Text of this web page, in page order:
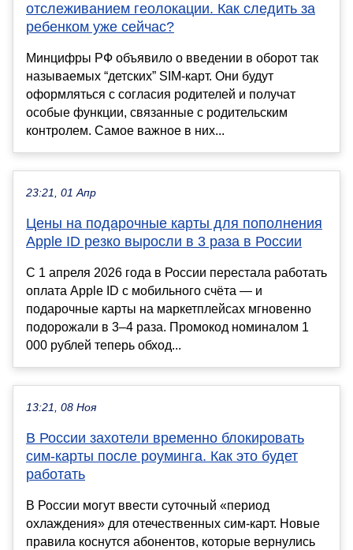
отслеживанием геолокации. Как следить за
ребенком уже сейчас?
Минцифры РФ объявило о введении в оборот так
называемых “детских” SIM-карт. Они будут
оформляться с согласия родителей и получат
особые функции, связанные с родительским
контролем. Самое важное в них...
23:21, 01 Апр
Цены на подарочные карты для пополнения
Apple ID резко выросли в 3 раза в России
С 1 апреля 2026 года в России перестала работать
оплата Apple ID с мобильного счёта — и
подарочные карты на маркетплейсах мгновенно
подорожали в 3–4 раза. Промокод номиналом 1
000 рублей теперь обход...
13:21, 08 Ноя
В России захотели временно блокировать
сим-карты после роуминга. Как это будет
работать
В России могут ввести суточный «период
охлаждения» для отечественных сим-карт. Новые
правила коснутся абонентов, которые вернулись